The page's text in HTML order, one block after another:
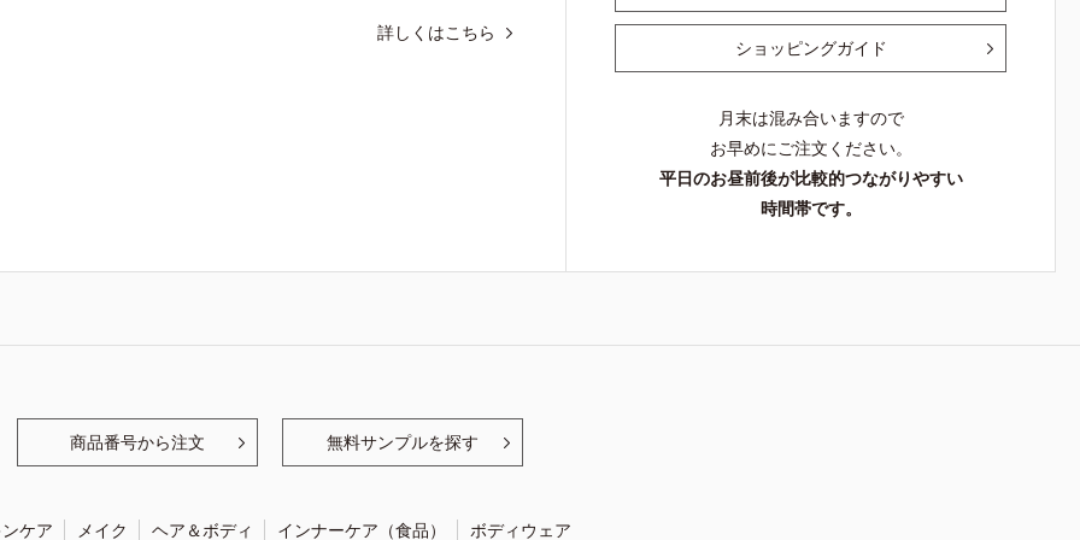
詳しくはこちら
ショッピングガイド
月末は混み合いますので
お早めにご注文ください。
平日のお昼前後が比較的つながりやすい
時間帯です。
商品番号から注文 無料サンプルを探す
ケア メイク ヘア＆ボディ インナーケア（食品） ボディウェア